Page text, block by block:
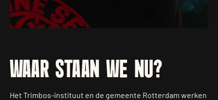
WAAR STAAN WE NU?
Het Trimbos-instituut en de gemeente Rotterdam werken